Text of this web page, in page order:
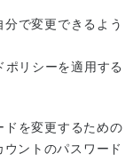
で変更できるよう
ポリシーを適用する
ドを変更するための
ントのパスワード